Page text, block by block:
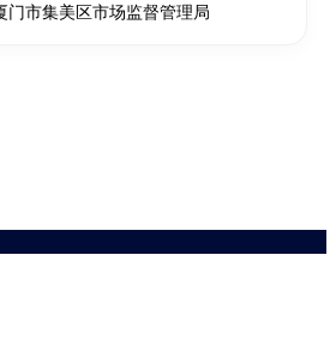
门市集美区市场监督管理局